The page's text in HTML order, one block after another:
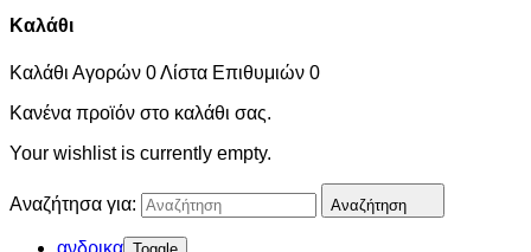
Καλάθι
Καλάθι Αγορών 0Λίστα Επιθυμιών 0
Κανένα προϊόν στο καλάθι σας.
Your wishlist is currently empty.
Αναζήτησα για: Αναζήτηση
ανδρικα